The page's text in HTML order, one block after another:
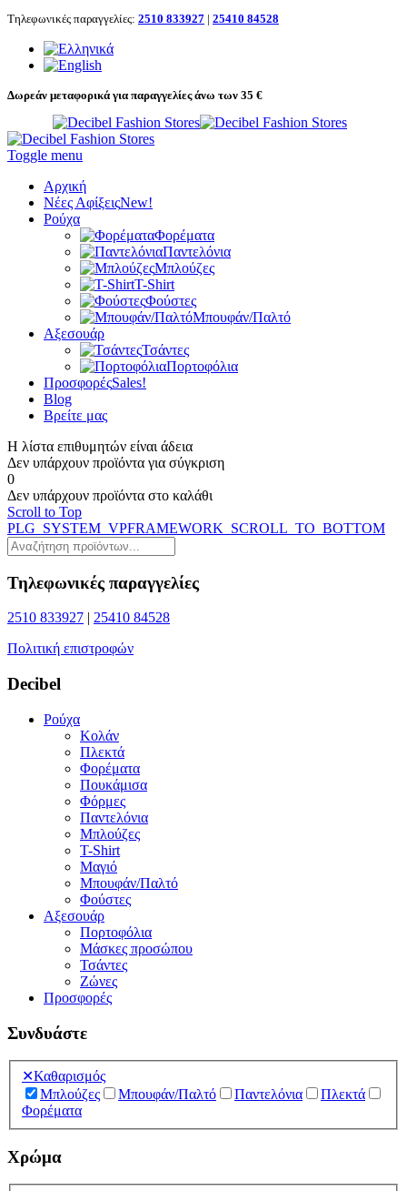
Τηλεφωνικές παραγγελίες: 2510 833927 | 25410 84528
Δωρεάν μεταφορικά για παραγγελίες άνω των 35 €
Toggle menu
Αρχική
Νέες ΑφίξειςNew!
Ρούχα
Φορέματα
Παντελόνια
Μπλούζες
T-Shirt
Φούστες
Μπουφάν/Παλτό
Αξεσουάρ
Τσάντες
Πορτοφόλια
ΠροσφορέςSales!
Blog
Βρείτε μας
Η λίστα επιθυμητών είναι άδεια
Δεν υπάρχουν προϊόντα για σύγκριση
0
Δεν υπάρχουν προϊόντα στο καλάθι
Scroll to Top
PLG_SYSTEM_VPFRAMEWORK_SCROLL_TO_BOTTOM
Τηλεφωνικές παραγγελίες
2510 833927 | 25410 84528
Πολιτική επιστροφών
Decibel
Ρούχα
Κολάν
Πλεκτά
Φορέματα
Πουκάμισα
Φόρμες
Παντελόνια
Μπλούζες
T-Shirt
Μαγιό
Μπουφάν/Παλτό
Φούστες
Αξεσουάρ
Πορτοφόλια
Μάσκες προσώπου
Τσάντες
Ζώνες
Προσφορές
Συνδυάστε
✕Καθαρισμός
Μπλούζες
Μπουφάν/Παλτό Παντελόνια
Πλεκτά
Φορέματα
Χρώμα